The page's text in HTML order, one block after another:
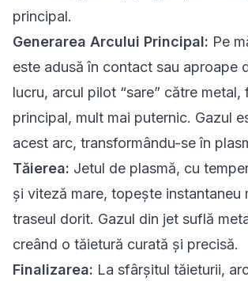
principal.
Generarea Arcului Principal: Pe
este adusă în contact sau aproape
lucru, arcul pilot “sare” către metal,
principal, mult mai puternic. Gazul
acest arc, transformându-se în
Tăierea: Jetul de plasmă, cu
și viteză mare, topește instantaneu
traseul dorit. Gazul din jet suflă
creând o tăietură curată și precisă.
Finalizarea: La sfârșitul tăieturii,